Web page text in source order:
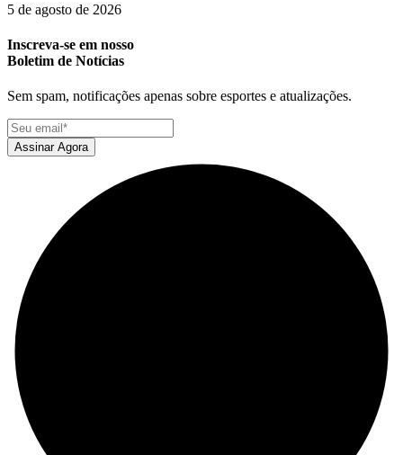
5 de agosto de 2026
Inscreva-se em nosso
Boletim de Notícias
Sem spam, notificações apenas sobre esportes e atualizações.
Assinar Agora